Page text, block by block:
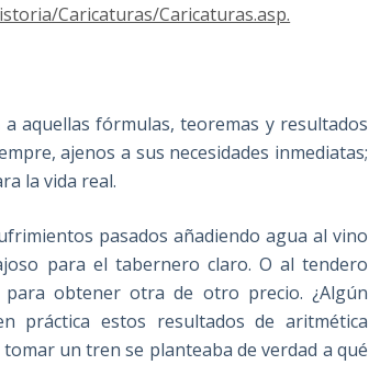
Caricaturas/Caricaturas.asp.
aquellas fórmulas, teoremas y resultados
ajenos a sus necesidades inmediatas;
la vida real.
pasados añadiendo agua al vino
para el tabernero claro. O al tendero
para obtener otra de otro precio. ¿Algún
práctica estos resultados de aritmética
un tren se planteaba de verdad a qué